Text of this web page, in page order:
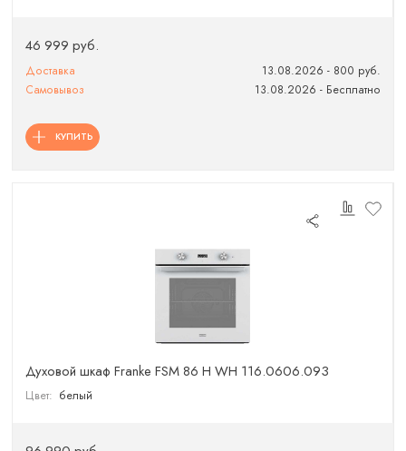
46 999 руб.
Доставка
13.08.2026 - 800 руб.
Самовывоз
13.08.2026 - Бесплатно
КУПИТЬ
Духовой шкаф Franke FSM 86 H WH 116.0606.093
Цвет: белый